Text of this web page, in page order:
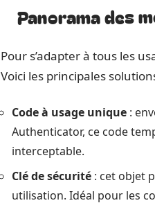
Panorama des
Pour s’adapter à tous les
Voici les principales
Code à usage unique :
Authenticator, ce code
interceptable.
Clé de sécurité : cet objet
utilisation. Idéal pour les